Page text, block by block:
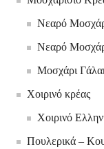
Νεαρό
Νεαρό
Μοσχάρι
Χοιρινό κρέας
Χοιρινό
Πουλερικά –